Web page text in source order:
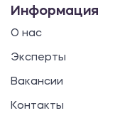
Информация
О нас
Эксперты
Вакансии
Контакты